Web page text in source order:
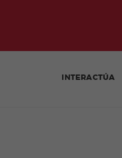
INTERACTÚA